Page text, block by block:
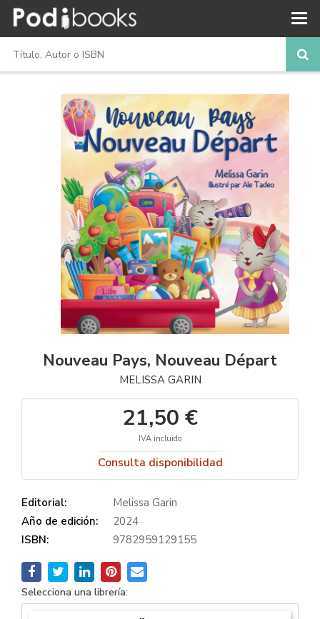
Nouveau Pays, Nouveau Départ
MELISSA GARIN
21,50 €
IVA incluido
Consulta disponibilidad
Editorial:
Melissa Garin
Año de edición:
2024
ISBN:
9782959129155
Selecciona una librería: